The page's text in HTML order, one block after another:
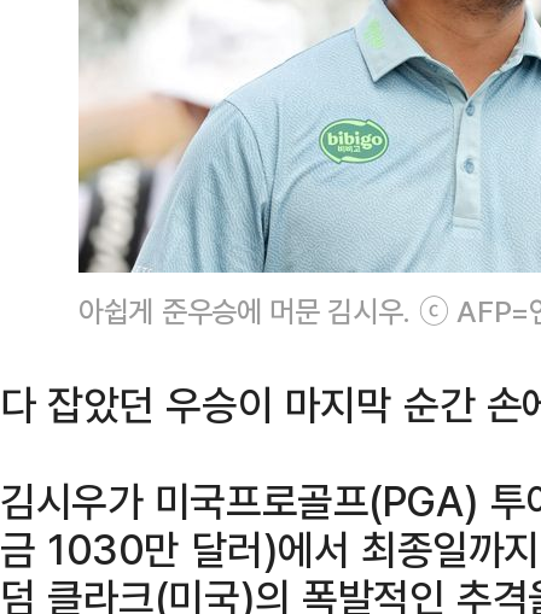
아쉽게 준우승에 머문 김시우. ⓒ AFP=
다 잡았던 우승이 마지막 순간 손
김시우가 미국프로골프(PGA)
금 1030만 달러)에서 최종일까
덤 클라크(미국)의 폭발적인 추